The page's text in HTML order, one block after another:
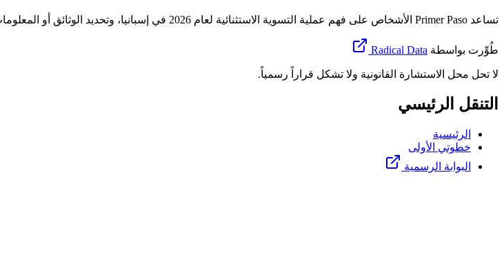
تساعد Primer Paso الأشخاص على فهم عملية التسوية الاستثنائية لعام 2026 في إسبانيا، وتحديد الوثائق أو المعلومات التي قد لا تزال ناقصة، واتخاذ قرار بشأن وقت استخدام البوابة الرسمية أو طلب الدعم.
طُوِّرت بواسطة Radical Data
لا تحل محل الاستشارة القانونية ولا تشكل قراراً رسمياً.
التنقل الرئيسي
الرئيسية
خطوتي الأولى
البوابة الرسمية